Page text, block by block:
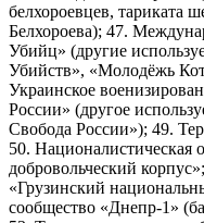
белхороевцев, тариката
Белхороева); 47.
Убийц» (другие
Убийств», «Молодёжь
Украинское
России» (другое
Свобода России»); 49.
50. Националистическая
добровольческий
«Грузинский
сообщество «Днепр-1»